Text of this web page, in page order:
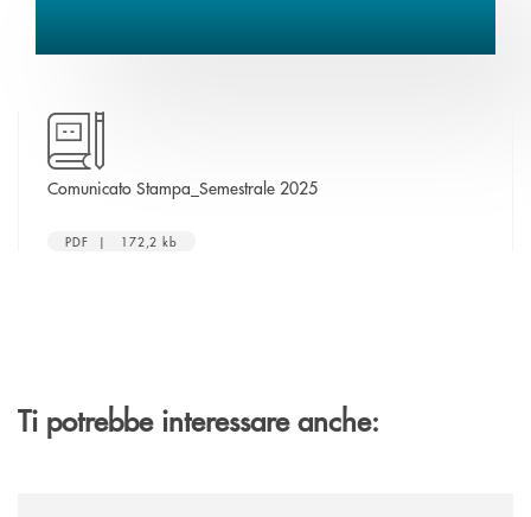
Comunicato Stampa_Semestrale 2025apre una nuova finestra
PDF | 172,2 kb
Ti potrebbe interessare anche: